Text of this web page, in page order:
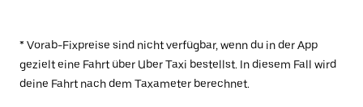
* Vorab-Fixpreise sind nicht verfügbar, wenn du in der App
gezielt eine Fahrt über Uber Taxi bestellst. In diesem Fall wird
deine Fahrt nach dem Taxameter berechnet.